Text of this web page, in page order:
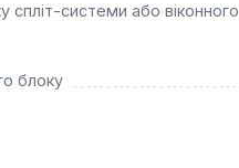
спліт-системи або віконного
блоку